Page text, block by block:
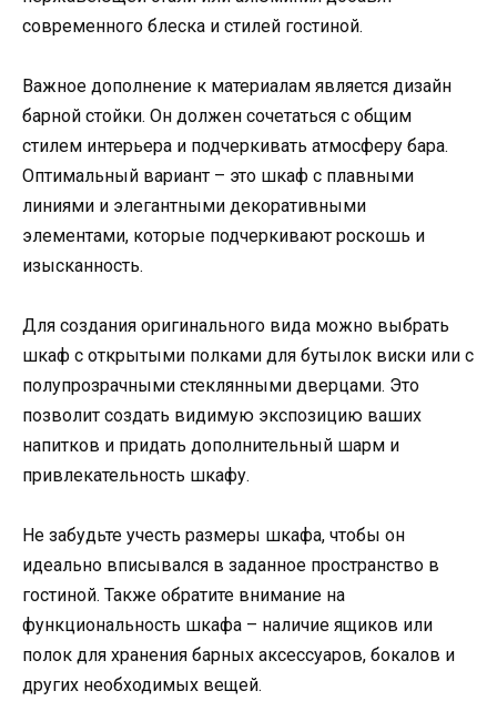
современного блеска и стилей гостиной.
Важное дополнение к материалам является дизайн
барной стойки. Он должен сочетаться с общим
стилем интерьера и подчеркивать атмосферу бара.
Оптимальный вариант – это шкаф с плавными
линиями и элегантными декоративными
элементами, которые подчеркивают роскошь и
изысканность.
Для создания оригинального вида можно выбрать
шкаф с открытыми полками для бутылок виски или с
полупрозрачными стеклянными дверцами. Это
позволит создать видимую экспозицию ваших
напитков и придать дополнительный шарм и
привлекательность шкафу.
Не забудьте учесть размеры шкафа, чтобы он
идеально вписывался в заданное пространство в
гостиной. Также обратите внимание на
функциональность шкафа – наличие ящиков или
полок для хранения барных аксессуаров, бокалов и
других необходимых вещей.